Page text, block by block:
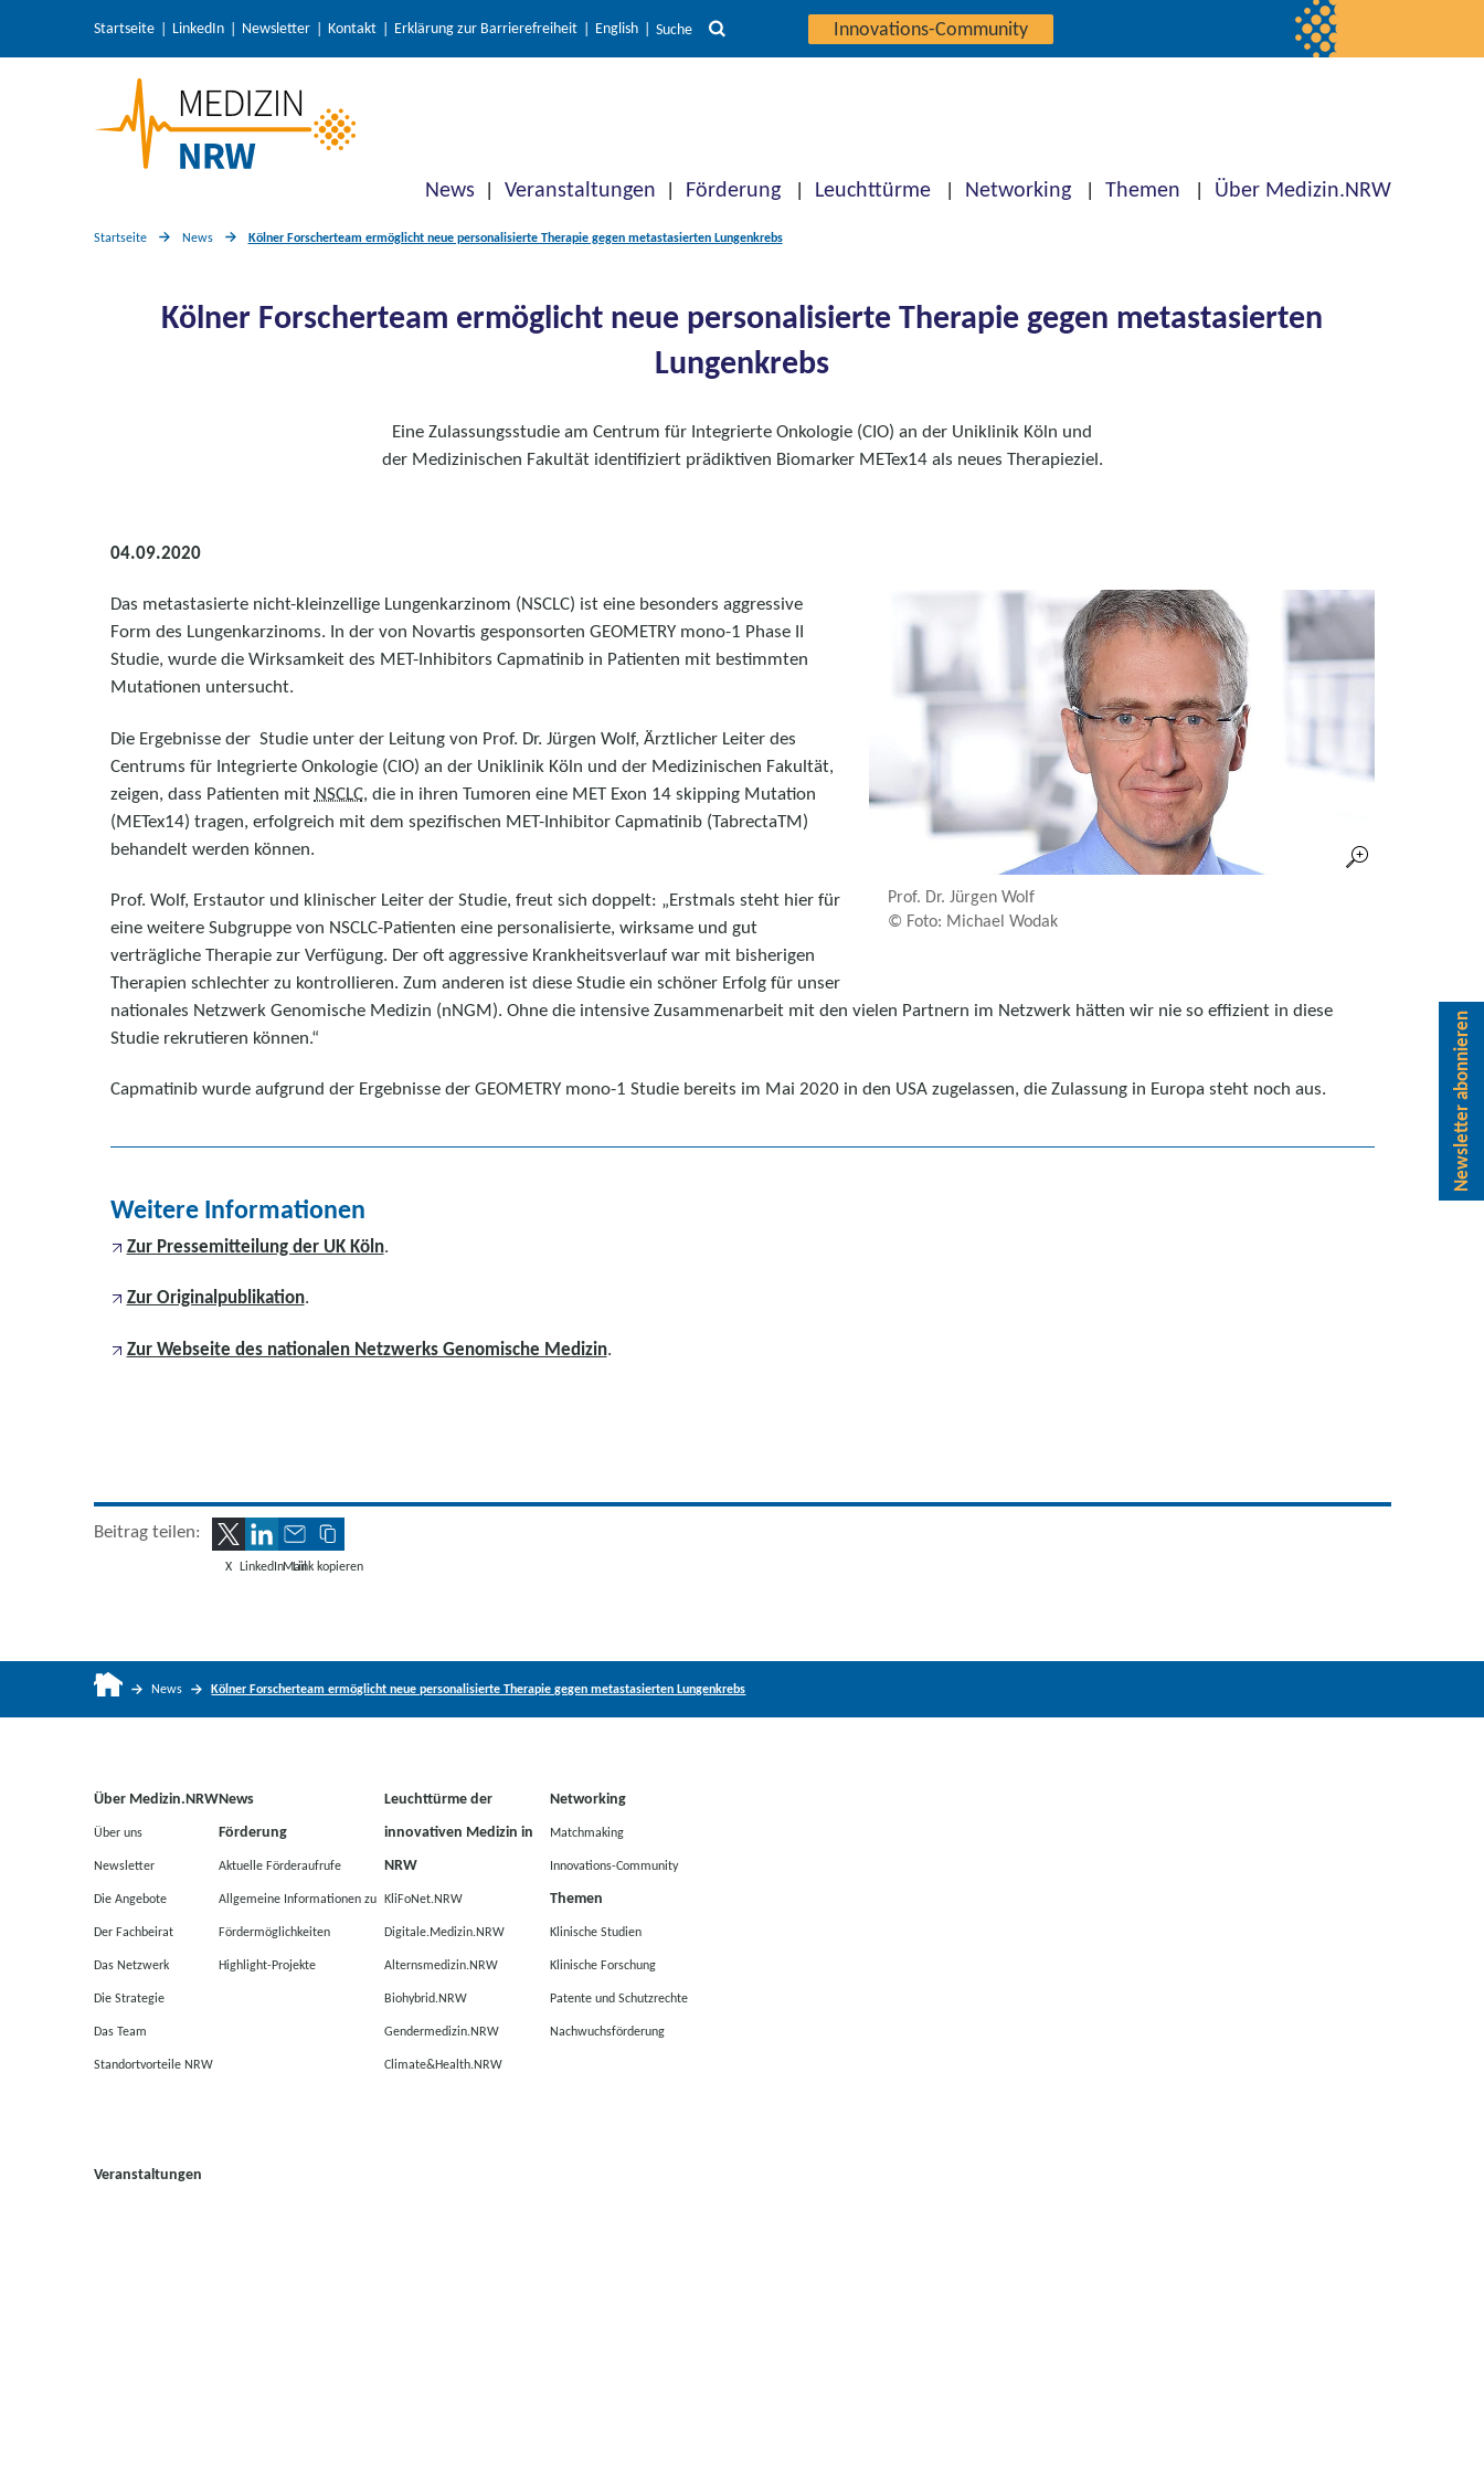
Startseite LinkedIn Newsletter Kontakt Erklärung zur Barrierefreiheit English Suche Innovations-Community
News Veranstaltungen Förderung Leuchttürme Networking Themen Über Medizin.NRW
Startseite News Kölner Forscherteam ermöglicht neue personalisierte Therapie gegen metastasierten Lungenkrebs
Kölner Forscherteam ermöglicht neue personalisierte Therapie gegen metastasierten
Lungenkrebs
Eine Zulassungsstudie am Centrum für Integrierte Onkologie (CIO) an der Uniklinik Köln und
der Medizinischen Fakultät identifiziert prädiktiven Biomarker METex14 als neues Therapieziel.
04.09.2020
Prof. Dr. Jürgen Wolf
© Foto: Michael Wodak
Das metastasierte nicht-kleinzellige Lungenkarzinom (NSCLC) ist eine besonders aggressive
Form des Lungenkarzinoms. In der von Novartis gesponsorten GEOMETRY mono-1 Phase II
Studie, wurde die Wirksamkeit des MET-Inhibitors Capmatinib in Patienten mit bestimmten
Mutationen untersucht.
Die Ergebnisse der Studie unter der Leitung von Prof. Dr. Jürgen Wolf, Ärztlicher Leiter des
Centrums für Integrierte Onkologie (CIO) an der Uniklinik Köln und der Medizinischen Fakultät,
zeigen, dass Patienten mit NSCLC, die in ihren Tumoren eine MET Exon 14 skipping Mutation
(METex14) tragen, erfolgreich mit dem spezifischen MET-Inhibitor Capmatinib (TabrectaTM)
behandelt werden können.
Prof. Wolf, Erstautor und klinischer Leiter der Studie, freut sich doppelt: „Erstmals steht hier für
eine weitere Subgruppe von NSCLC-Patienten eine personalisierte, wirksame und gut
verträgliche Therapie zur Verfügung. Der oft aggressive Krankheitsverlauf war mit bisherigen
Therapien schlechter zu kontrollieren. Zum anderen ist diese Studie ein schöner Erfolg für unser
nationales Netzwerk Genomische Medizin (nNGM). Ohne die intensive Zusammenarbeit mit den vielen Partnern im Netzwerk hätten wir nie so effizient in diese
Studie rekrutieren können.“
Capmatinib wurde aufgrund der Ergebnisse der GEOMETRY mono-1 Studie bereits im Mai 2020 in den USA zugelassen, die Zulassung in Europa steht noch aus.
Weitere Informationen
Zur Pressemitteilung der UK Köln.
Zur Originalpublikation.
Zur Webseite des nationalen Netzwerks Genomische Medizin.
Beitrag teilen:
X LinkedInMailLink kopieren
News Kölner Forscherteam ermöglicht neue personalisierte Therapie gegen metastasierten Lungenkrebs
Über Medizin.NRW
Über uns
Newsletter
Die Angebote
Der Fachbeirat
Das Netzwerk
Die Strategie
Das Team
Standortvorteile NRW
Veranstaltungen
News
Förderung
Aktuelle Förderaufrufe
Allgemeine Informationen zu
Fördermöglichkeiten
Highlight-Projekte
Leuchttürme der
innovativen Medizin in
NRW
KliFoNet.NRW
Digitale.Medizin.NRW
Alternsmedizin.NRW
Biohybrid.NRW
Gendermedizin.NRW
Climate&Health.NRW
Networking
Matchmaking
Innovations-Community
Themen
Klinische Studien
Klinische Forschung
Patente und Schutzrechte
Nachwuchsförderung
Newsletter abonnieren